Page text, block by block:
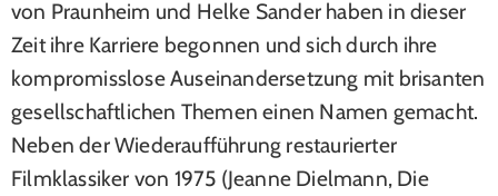
von Praunheim und Helke Sander haben in dieser
Zeit ihre Karriere begonnen und sich durch ihre
kompromisslose Auseinandersetzung mit brisanten
gesellschaftlichen Themen einen Namen gemacht.
Neben der Wiederaufführung restaurierter
Filmklassiker von 1975 (Jeanne Dielmann, Die